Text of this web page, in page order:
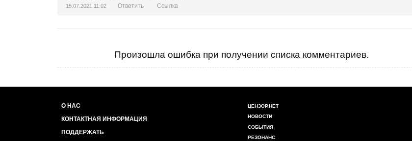
15.07.2021 11:02 Ответить Ссылка
Произошла ошибка при получении списка комментариев.
О НАС
КОНТАКТНАЯ ИНФОРМАЦИЯ
ПОДДЕРЖАТЬ
ЦЕНЗОР.НЕТ
НОВОСТИ
СОБЫТИЯ
РЕЗОНАНС